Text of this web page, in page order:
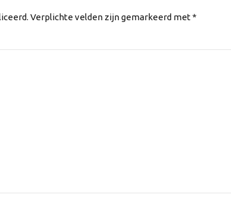
Verplichte velden zijn gemarkeerd met *